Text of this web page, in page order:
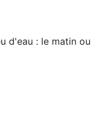
d'eau : le matin ou